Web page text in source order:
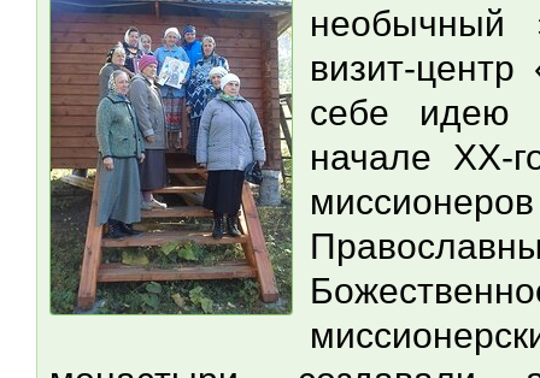
необычный
визит-
себе идею
начале ХХ-